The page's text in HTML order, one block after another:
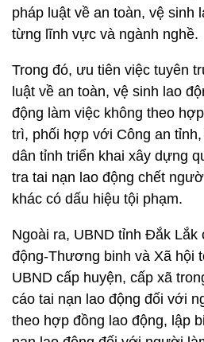
pháp luật về an toàn, vệ sinh
từng lĩnh vực và ngành nghề.
Trong đó, ưu tiên việc tuyên
luật về an toàn, vệ sinh lao
động làm việc không theo
trì, phối hợp với Công an
dân tỉnh triển khai xây dựng
tra tai nạn lao động chết
khác có dấu hiệu tội phạm.
Ngoài ra, UBND tỉnh Đắk Lắk
động-Thương binh và Xã hội
UBND cấp huyện, cấp xã
cáo tai nạn lao động đối với
theo hợp đồng lao động, lập